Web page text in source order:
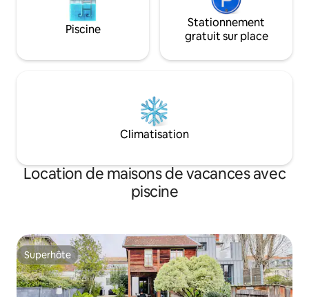
Piscine
Stationnement
gratuit sur place
Climatisation
Location de maisons de vacances avec
piscine
Superhôte
Superhôte